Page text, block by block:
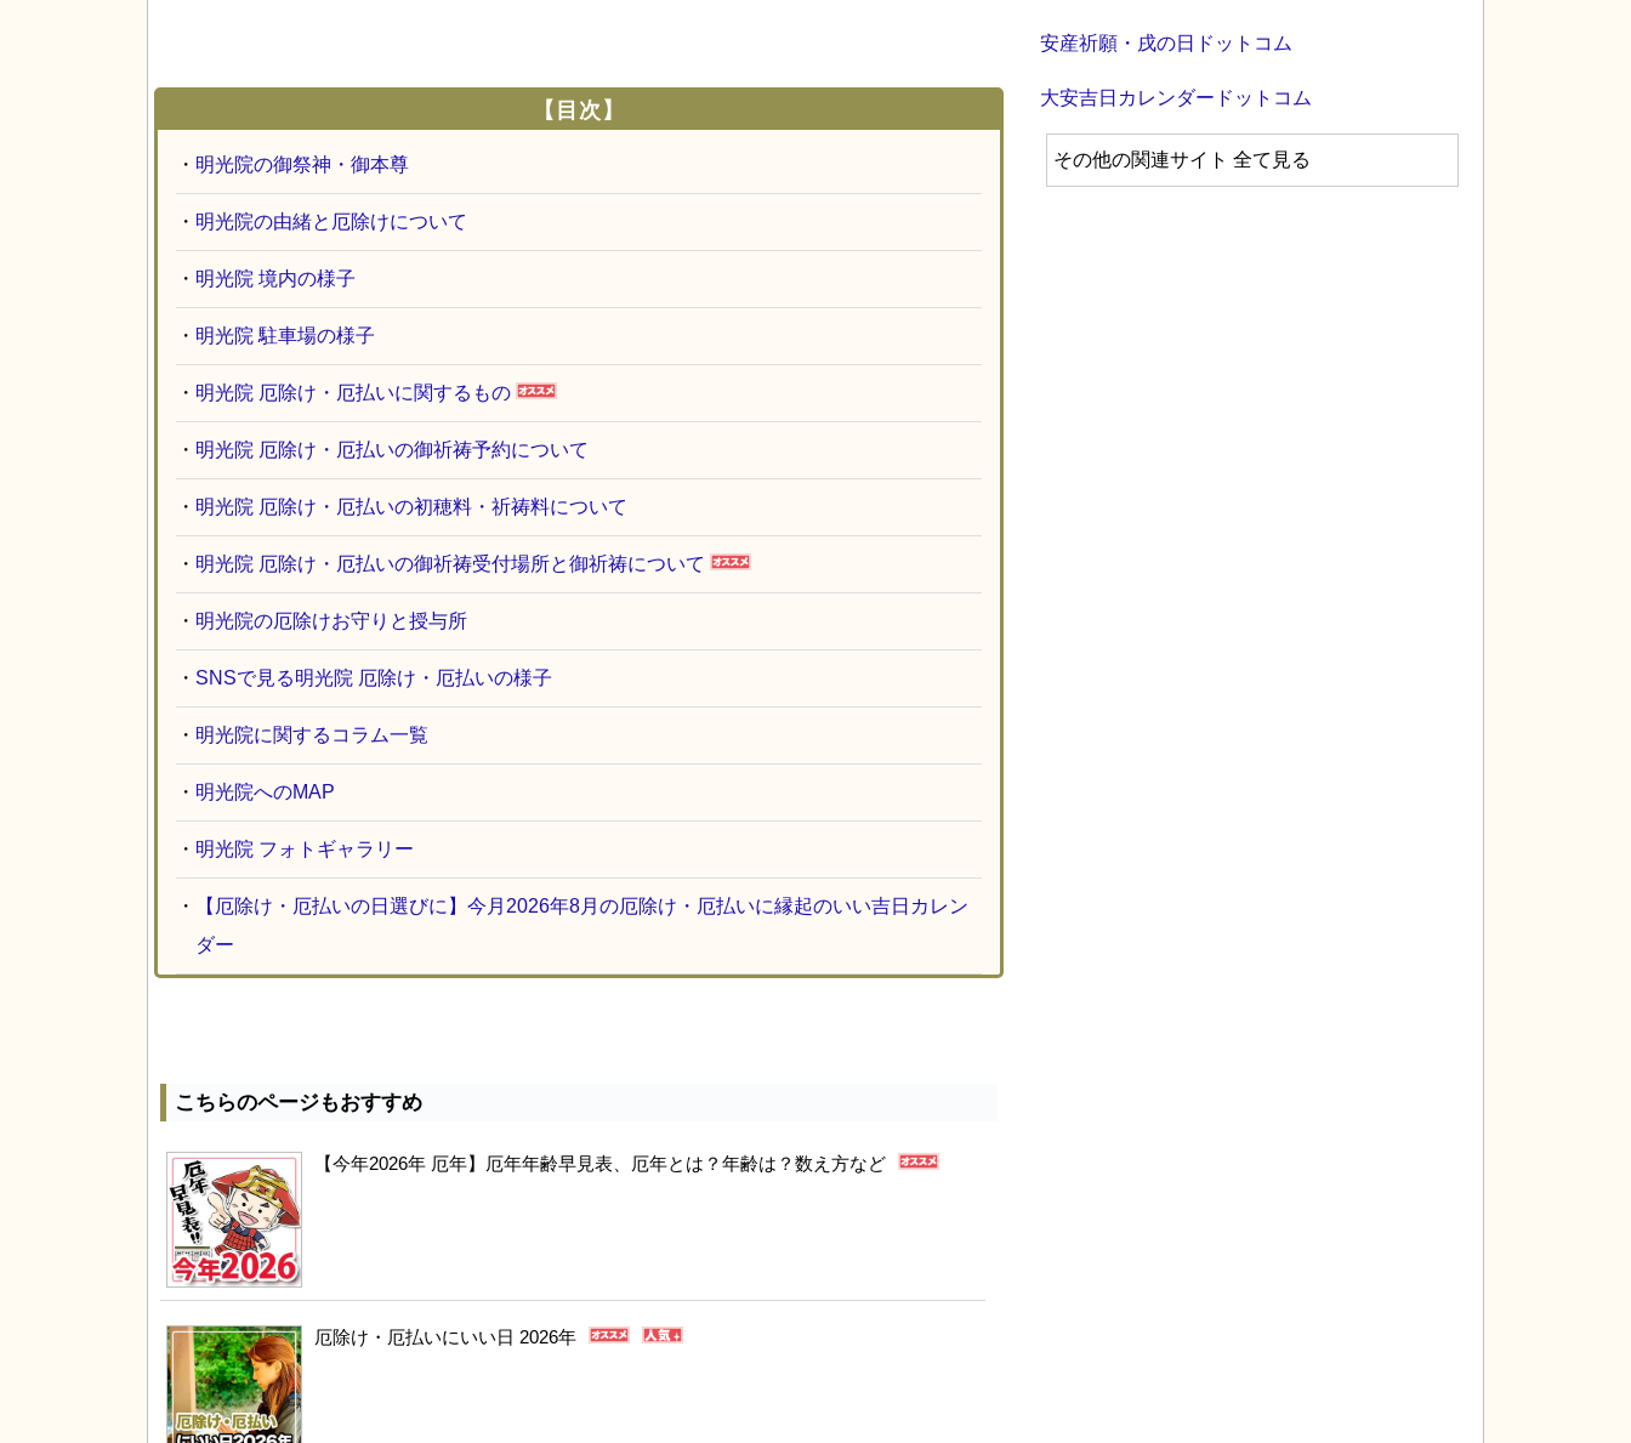
【目次】
・ 明光院の御祭神・御本尊
・ 明光院の由緒と厄除けについて
・ 明光院 境内の様子
・ 明光院 駐車場の様子
・ 明光院 厄除け・厄払いに関するもの
・ 明光院 厄除け・厄払いの御祈祷予約について
・ 明光院 厄除け・厄払いの初穂料・祈祷料について
・ 明光院 厄除け・厄払いの御祈祷受付場所と御祈祷について
・ 明光院の厄除けお守りと授与所
・ SNSで見る明光院 厄除け・厄払いの様子
・ 明光院に関するコラム一覧
・ 明光院へのMAP
・ 明光院 フォトギャラリー
・
【厄除け・厄払いの日選びに】今月2026年8月の厄除け・厄払いに縁起のいい吉日カレン
ダー
こちらのページもおすすめ
【今年2026年 厄年】厄年年齢早見表、厄年とは？年齢は？数え方など
厄除け・厄払いにいい日 2026年
安産祈願・戌の日ドットコム
大安吉日カレンダードットコム
その他の関連サイト 全て見る